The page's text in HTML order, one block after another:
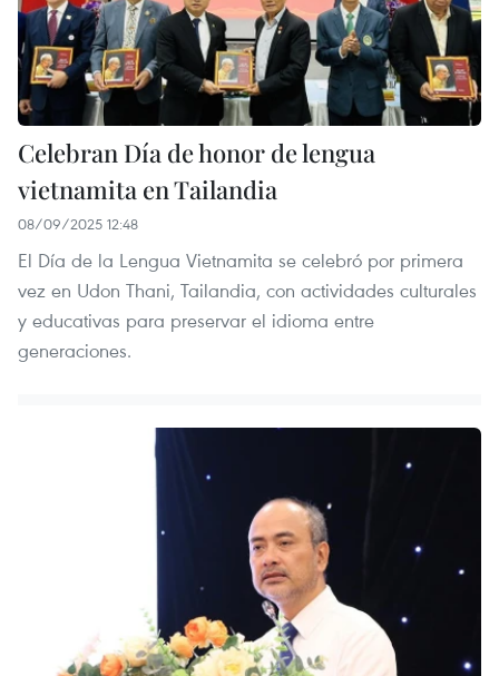
Celebran Día de honor de lengua
vietnamita en Tailandia
08/09/2025 12:48
El Día de la Lengua Vietnamita se celebró por primera
vez en Udon Thani, Tailandia, con actividades culturales
y educativas para preservar el idioma entre
generaciones.